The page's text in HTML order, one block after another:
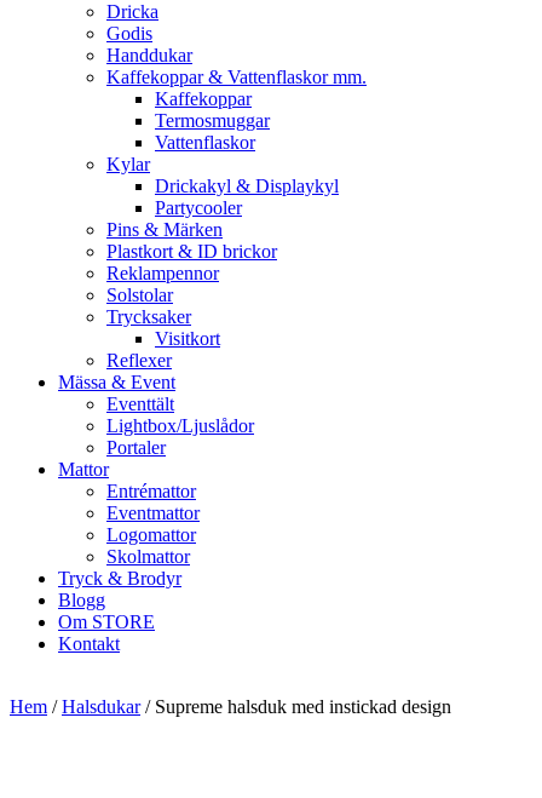
Dricka
Godis
Handdukar
Kaffekoppar & Vattenflaskor mm.
Kaffekoppar
Termosmuggar
Vattenflaskor
Kylar
Drickakyl & Displaykyl
Partycooler
Pins & Märken
Plastkort & ID brickor
Reklampennor
Solstolar
Trycksaker
Visitkort
Reflexer
Mässa & Event
Eventtält
Lightbox/Ljuslådor
Portaler
Mattor
Entrémattor
Eventmattor
Logomattor
Skolmattor
Tryck & Brodyr
Blogg
Om STORE
Kontakt
Hem /Halsdukar/ Supreme halsduk med instickad design